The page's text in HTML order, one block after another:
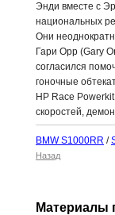
Энди вместе с
национальных
Они
Гари Орр (Gary
согласился
гоночные
HP Race
скоростей,
BMW S1000RR /
Назад
Материалы